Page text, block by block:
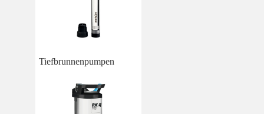
Tiefbrunnenpumpen